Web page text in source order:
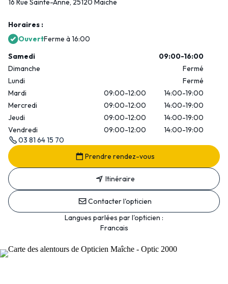
16 Rue Sainte-Anne, 25120 Maiche
Horaires :
OuvertFerme à 16:00
Samedi
09:00-16:00
Dimanche
Fermé
Lundi
Fermé
Mardi
09:00-12:00
14:00-19:00
Mercredi
09:00-12:00
14:00-19:00
Jeudi
09:00-12:00
14:00-19:00
Vendredi
09:00-12:00
14:00-19:00
03 81 64 15 70
Prendre rendez-vous
Itinéraire
Contacter l'opticien
Langues parlées par l'opticien :
Francais